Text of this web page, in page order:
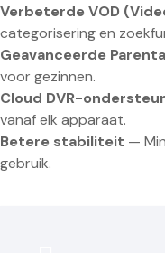
Verbeterde VOD
categorisering en
Geavanceerde
voor gezinnen.
Cloud DVR-
vanaf elk apparaat.
Betere stabiliteit —
gebruik.